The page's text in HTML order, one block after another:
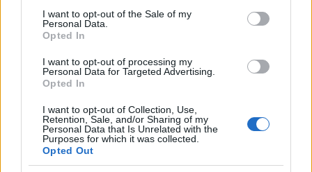
I want to opt-out of the Sale of my
Personal Data.
Opted In
I want to opt-out of processing my
Personal Data for Targeted Advertising.
Opted In
I want to opt-out of Collection, Use,
Retention, Sale, and/or Sharing of my
Personal Data that Is Unrelated with the
Purposes for which it was collected.
Opted Out
recessione che si va profilando.
aveva invocato una sorta di tregua istituzionale,
che forse era l’unica strada per evitare il
governissimo di unità nazionale. E il premier,
caricato a molla da Rocco Casalino, questa tregua
l’ha rotta, usando la sua conferenza stampa per
minacciare l’opposizione. Peraltro, così l’avvocato